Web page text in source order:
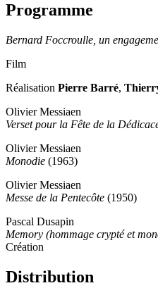
Programme
Bernard Foccroulle, un
Film
Réalisation Pierre Barré,
Olivier Messiaen
Verset pour la Fête de la
Olivier Messiaen
Monodie (1963)
Olivier Messiaen
Messe de la Pentecôte (1950)
Pascal Dusapin
Memory (hommage crypté et
Création
Distribution